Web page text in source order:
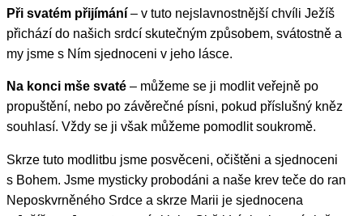
Při svatém přijímání – v tuto nejslavnostnější chvíli Ježíš
přichází do našich srdcí skutečným způsobem, svátostně a
my jsme s Ním sjednoceni v jeho lásce.
Na konci mše svaté – můžeme se ji modlit veřejně po
propuštění, nebo po závěrečné písni, pokud příslušný kněz
souhlasí. Vždy se ji však můžeme pomodlit soukromě.
Skrze tuto modlitbu jsme posvěceni, očištěni a sjednoceni
s Bohem. Jsme mysticky probodáni a naše krev teče do ran
Neposkvrněného Srdce a skrze Marii je sjednocena